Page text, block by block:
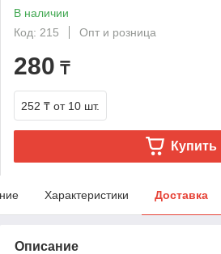
В наличии
Код: 215
Опт и розница
280 ₸
252 ₸ от 10 шт.
Купить
Характеристики Доставка
Описание